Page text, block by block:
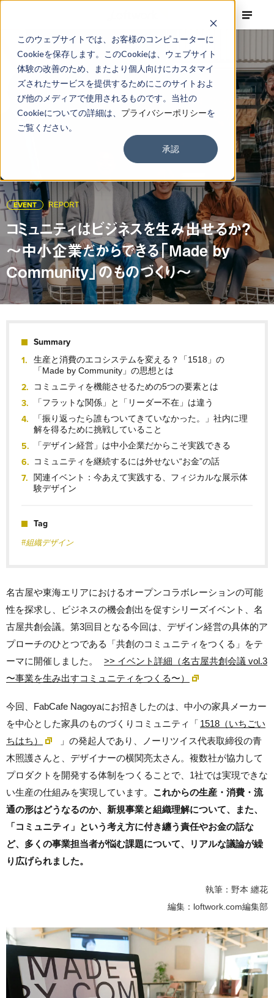
このウェブサイトでは、お客様のコンピューターに
Cookieを保存します。このCookieは、ウェブサイト
体験の改善のため、またより個人向けにカスタマイ
ズされたサービスを提供するためにこのサイトおよ
び他のメディアで使用されるものです。当社の
Cookieについての詳細は、 プライバシーポリシーを
ご覧ください。
承認
EVENT REPORT
コミュニティはビジネスを生み出せるか？
〜中小企業だからできる「Made by
Community」のものづくり〜
Summary
生産と消費のエコシステムを変える？「1518」の
「Made by Community」の思想とは
コミュニティを機能させるための5つの要素とは
「フラットな関係」と「リーダー不在」は違う
「振り返ったら誰もついてきていなかった。」社内に理
解を得るために挑戦していること
「デザイン経営」は中小企業だからこそ実践できる
コミュニティを継続するには外せない“お金”の話
関連イベント：今あえて実践する、フィジカルな展示体
験デザイン
Tag
#組織デザイン
名古屋や東海エリアにおけるオープンコラボレーションの可能
性を探求し、ビジネスの機会創出を促すシリーズイベント、名
古屋共創会議。第3回目となる今回は、デザイン経営の具体的ア
プローチのひとつである「共創のコミュニティをつくる」をテ
ーマに開催しました。
>> イベント詳細（名古屋共創会議 vol.3
〜事業を生み出すコミュニティをつくる〜）
今回、FabCafe Nagoyaにお招きしたのは、中小の家具メーカー
を中心とした家具のものづくりコミュニティ「 1518（いちごい
ちはち ）
」の発起人であり、ノーリツイス代表取締役の青
木照護さんと、デザイナーの横関亮太さん。複数社が協力して
プロダクトを開発する体制をつくることで、1社では実現できな
い生産の仕組みを実現しています。 これからの生産・消費・流
通の形はどうなるのか、新規事業と組織理解について、また、
「コミュニティ」という考え方に付き纏う責任やお金の話な
ど、多くの事業担当者が悩む課題について、リアルな議論が繰
り広げられました。
執筆：野本 纏花
編集：loftwork.com編集部